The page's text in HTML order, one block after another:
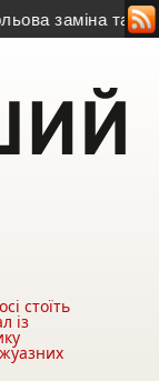
заміна та
стоїть
із